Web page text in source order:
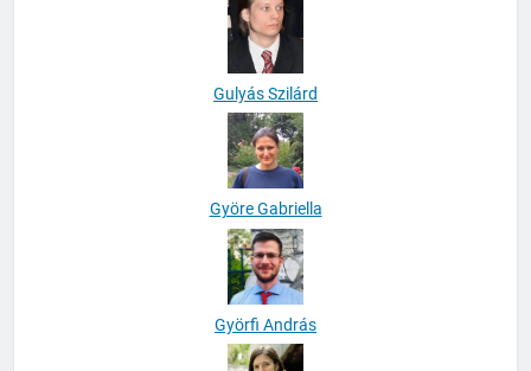
Gulyás Szilárd
Györe Gabriella
Györfi András